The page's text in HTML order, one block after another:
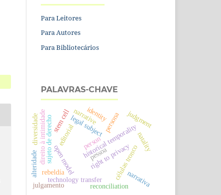
Para Leitores
Para Autores
Para Bibliotecários
PALAVRAS-CHAVE
editorial
open model
person
legal subject
historical temporality
persona
sujeto de derecho right to privacy
direito à intimidade stem cell
technology transfer células tronco
narrative
reconciliation
natality
judgment
narrativa
julgamento
alteridade
diversidade
pessoa
identity
rebeldía